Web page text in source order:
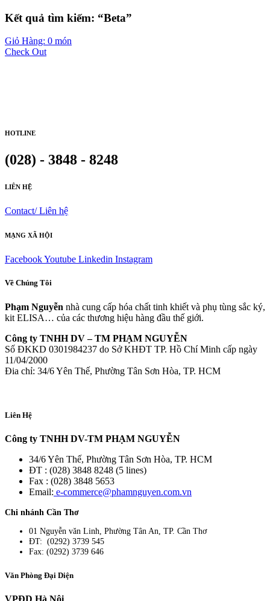
Kết quả tìm kiếm: “Beta”
Giỏ Hàng: 0 món
Check Out
HOTLINE
(028) - 3848 - 8248
LIÊN HỆ
Contact/ Liên hệ
MẠNG XÃ HỘI
FacebookYoutube Linkedin Instagram
Về Chúng Tôi
Phạm Nguyễn nhà cung cấp hóa chất tinh khiết và phụ tùng sắc ký,
kit ELISA… của các thương hiệu hàng đầu thế giới.
Công ty TNHH DV – TM PHẠM NGUYỄN
Số ĐKKD 0301984237 do Sở KHĐT TP. Hồ Chí Minh cấp ngày
11/04/2000
Đia chỉ: 34/6 Yên Thế, Phường Tân Sơn Hòa, TP. HCM
Liên Hệ
Công ty TNHH DV-TM PHẠM NGUYỄN
34/6 Yên Thế, Phường Tân Sơn Hòa, TP. HCM
ĐT : (028) 3848 8248 (5 lines)
Fax : (028) 3848 5653
Email: e-commerce@phamnguyen.com.vn
Chi nhánh Cần Thơ
01 Nguyễn văn Linh, Phường Tân An, TP. Cần Thơ
ĐT: (0292) 3739 545
Fax: (0292) 3739 646
Văn Phòng Đại Diện
VPĐD Hà Nội